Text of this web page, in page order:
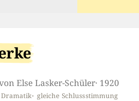
Else Lasker-Schüler· 1920
gleiche Schlussstimmung